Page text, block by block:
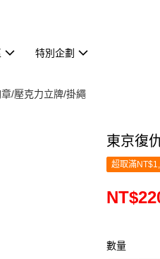
特別企劃
/壓克力立牌/掛繩
東京復
超取滿
數量